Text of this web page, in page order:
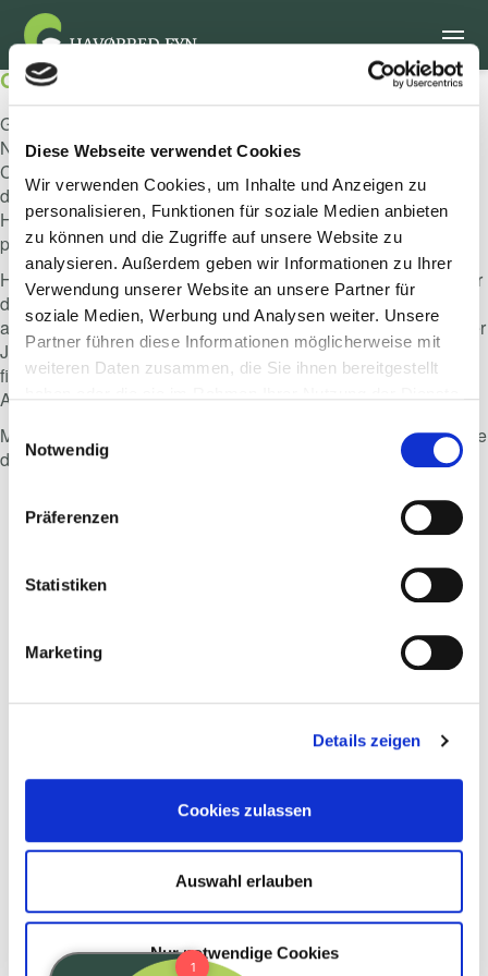
Diese Webseite verwendet Cookies
Wir verwenden Cookies, um Inhalte und Anzeigen zu
personalisieren, Funktionen für soziale Medien anbieten
zu können und die Zugriffe auf unsere Website zu
analysieren. Außerdem geben wir Informationen zu Ihrer
Verwendung unserer Website an unsere Partner für
soziale Medien, Werbung und Analysen weiter. Unsere
Partner führen diese Informationen möglicherweise mit
weiteren Daten zusammen, die Sie ihnen bereitgestellt
Notwendig
Präferenzen
Statistiken
Marketing
Details zeigen
Cookies zulassen
Auswahl erlauben
Nur notwendige Cookies
Gewinne einen Urlaub!
Gewinne einen unvergesslichen Angelurlaub auf Fünen!
Nimm an unserer kurzen Umfrage teil und sichere dir die
Chance auf einen exklusiven Aufenthalt für zwei Personen in
der Denmark Fishing & Outdoor Lodge auf dem magischen
Helnæs. Drei Nächte voller Natur, Entspannung und
professionell geführtem Meerforellenangeln erwarten dich.
Helnæs gilt als eines der besten Küstengebiete Dänemarks für
das Fischen auf Meerforelle – mit klarem Wasser,
abwechslungsreicher Küste und idealen Bedingungen zu jeder
Jahreszeit. Ob Frühjahr, Sommer oder Herbst – auf Fünen
findest du perfekte Bedingungen für deinen nächsten
Angelurlaub in Dänemark.
Mach mit, erlebe echtes Küstenangeln auf Fünen, und gewinne
deinen Traumurlaub im Herzen der dänischen Natur.